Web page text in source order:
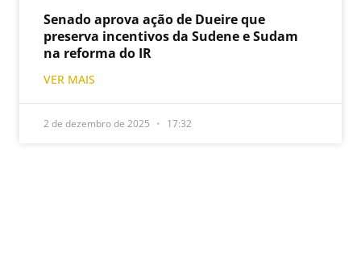
Senado aprova ação de Dueire que
preserva incentivos da Sudene e Sudam
na reforma do IR
VER MAIS
2 de dezembro de 2025 17:32